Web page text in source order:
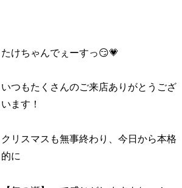
たけちゃんでぇーすっ😏💗
いつもたくさんのご来店ありがとうござ
います！
クリスマスも無事終わり、今日から本格
的に